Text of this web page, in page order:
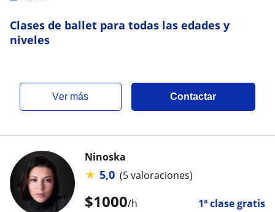
Clases de ballet para todas las edades y
niveles
ver más Contactar
$1000/h 1ª clase gratis
Ninoska
★ 5,0 (5 valoraciones)